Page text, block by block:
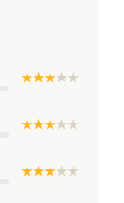
★ ★ ★★★
★ ★ ★★★
★ ★ ★★★